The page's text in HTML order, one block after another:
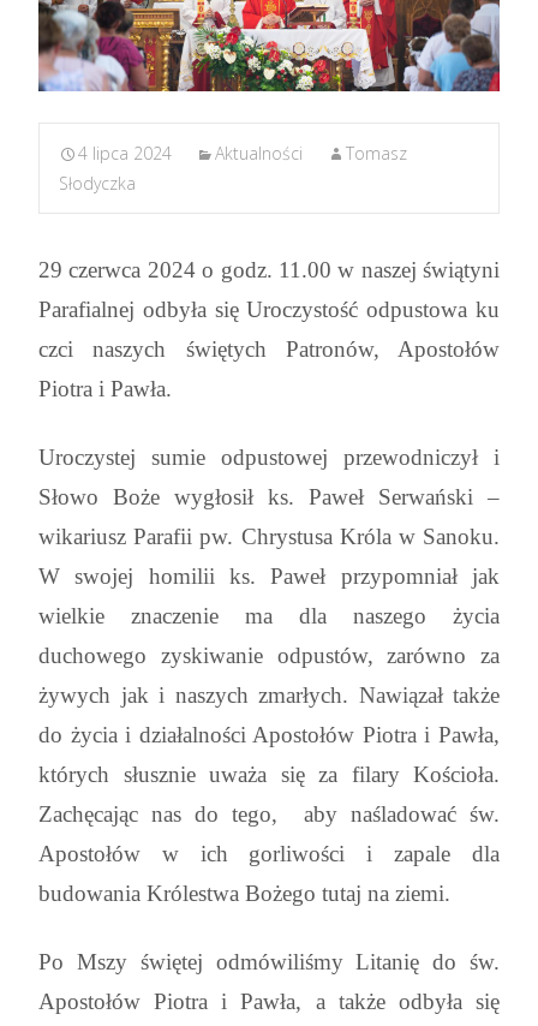
4 lipca 2024 Aktualności
Tomasz
Słodyczka
29 czerwca 2024 o godz. 11.00 w naszej świątyni
Parafialnej odbyła się Uroczystość odpustowa ku
czci naszych świętych Patronów, Apostołów
Piotra i Pawła.
Uroczystej sumie odpustowej przewodniczył i
Słowo Boże wygłosił ks. Paweł Serwański –
wikariusz Parafii pw. Chrystusa Króla w Sanoku.
W swojej homilii ks. Paweł przypomniał jak
wielkie znaczenie ma dla naszego życia
duchowego zyskiwanie odpustów, zarówno za
żywych jak i naszych zmarłych. Nawiązał także
do życia i działalności Apostołów Piotra i Pawła,
których słusznie uważa się za filary Kościoła.
Zachęcając nas do tego, aby naśladować św.
Apostołów w ich gorliwości i zapale dla
budowania Królestwa Bożego tutaj na ziemi.
Po Mszy świętej odmówiliśmy Litanię do św.
Apostołów Piotra i Pawła, a także odbyła się